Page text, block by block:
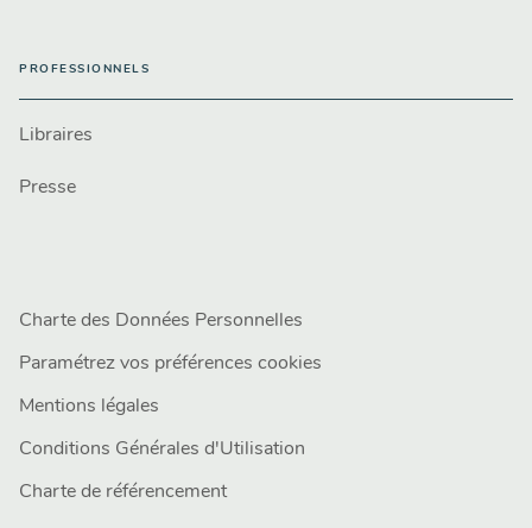
PROFESSIONNELS
Libraires
Presse
Charte des Données Personnelles
Paramétrez vos préférences cookies
Mentions légales
Conditions Générales d'Utilisation
Charte de référencement